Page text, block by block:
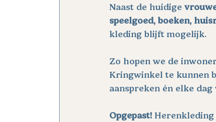
Naast de huidige
speelgoed, boeken,
kleding blijft mogelijk.
Zo hopen we de
Kringwinkel te kunnen
aanspreken én elke
Opgepast!